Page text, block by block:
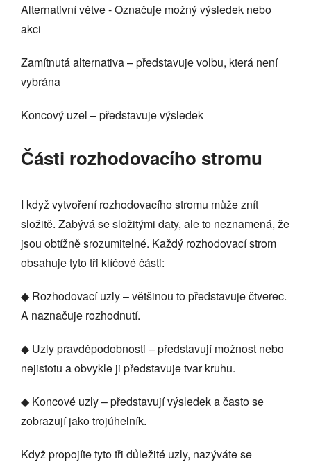
Alternativní větve - Označuje možný výsledek nebo
akci
Zamítnutá alternativa – představuje volbu, která není
vybrána
Koncový uzel – představuje výsledek
Části rozhodovacího stromu
I když vytvoření rozhodovacího stromu může znít
složitě. Zabývá se složitými daty, ale to neznamená, že
jsou obtížně srozumitelné. Každý rozhodovací strom
obsahuje tyto tři klíčové části:
◆ Rozhodovací uzly – většinou to představuje čtverec.
A naznačuje rozhodnutí.
◆ Uzly pravděpodobnosti – představují možnost nebo
nejistotu a obvykle ji představuje tvar kruhu.
◆ Koncové uzly – představují výsledek a často se
zobrazují jako trojúhelník.
Když propojíte tyto tři důležité uzly, nazýváte se